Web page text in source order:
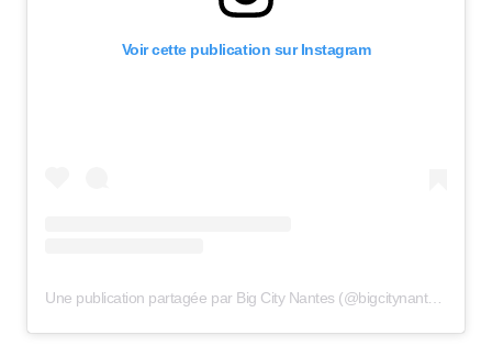
Voir cette publication sur Instagram
Une publication partagée par Big City Nantes (@bigcitynantes)